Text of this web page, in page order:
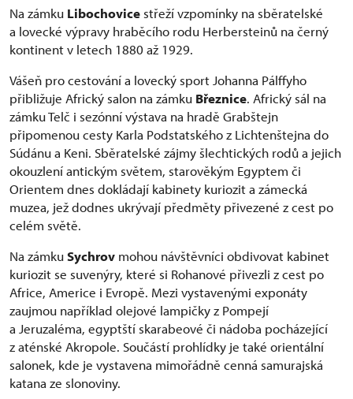
Na zámku Libochovice střeží vzpomínky na sběratelské
a lovecké výpravy hraběcího rodu Herbersteinů na černý
kontinent v letech 1880 až 1929.
Vášeň pro cestování a lovecký sport Johanna Pálffyho
přibližuje Africký salon na zámku Březnice. Africký sál na
zámku Telč i sezónní výstava na hradě Grabštejn
připomenou cesty Karla Podstatského z Lichtenštejna do
Súdánu a Keni. Sběratelské zájmy šlechtických rodů a jejich
okouzlení antickým světem, starověkým Egyptem či
Orientem dnes dokládají kabinety kuriozit a zámecká
muzea, jež dodnes ukrývají předměty přivezené z cest po
celém světě.
Na zámkuSychrov mohou návštěvníci obdivovat kabinet
kuriozit se suvenýry, které si Rohanové přivezli z cest po
Africe, Americe i Evropě. Mezi vystavenými exponáty
zaujmou například olejové lampičky z Pompejí
a Jeruzaléma, egyptští skarabeové či nádoba pocházející
z aténské Akropole. Součástí prohlídky je také orientální
salonek, kde je vystavena mimořádně cenná samurajská
katana ze slonoviny.